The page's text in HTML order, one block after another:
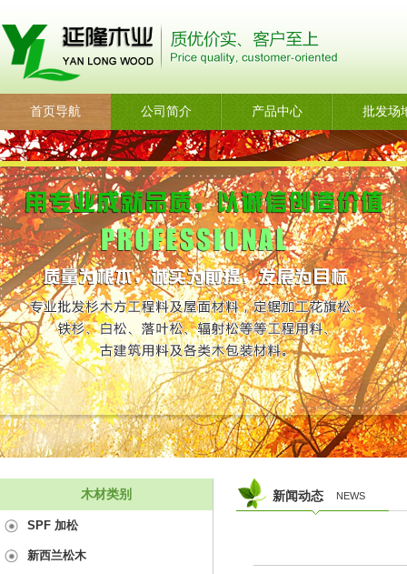
首页导航 公司简介 产品中心 批发场
木材类别
SPF 加松
新西兰松木
新闻动态 NEWS